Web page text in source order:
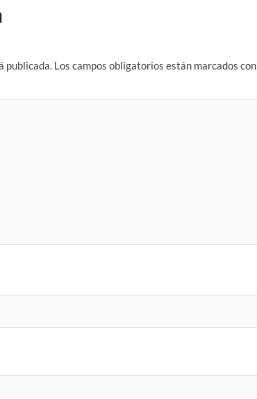
publicada. Los campos obligatorios están marcados con